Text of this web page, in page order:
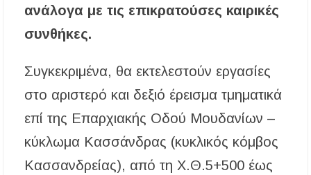
Η γενιά των 45+ επιστρέφει στα μπαρ: Το νέο
κοινό που γεμίζει τις πίστες πριν τις 8 το βράδυ
Βαριές καμπάνες για ιδιοκτήτες σκύλων χωρίς
Έως 500€ τον μήνα για τη φροντίδα βρεφών:
Ποιοι γονείς μπορούν να λάβουν voucher από τη
δράση «Νταντάδες της Γειτονιάς»
ανάλογα με τις επικρατούσες καιρικές
συνθήκες.
Συγκεκριμένα, θα εκτελεστούν εργασίες
στο αριστερό και δεξιό έρεισμα τμηματικά
επί της Επαρχιακής Οδού Μουδανίων –
κύκλωμα Κασσάνδρας (κυκλικός κόμβος
Κασσανδρείας), από τη Χ.Θ.5+500 έως